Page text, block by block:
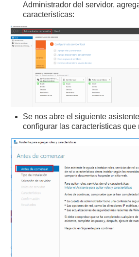
Administrador del servidor,
características:
Se nos abre el siguiente
configurar las características que